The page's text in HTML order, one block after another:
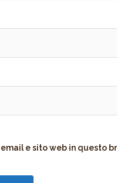
e sito web in questo